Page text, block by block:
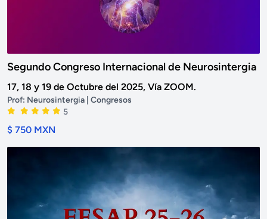
Segundo Congreso Internacional de Neurosintergia
17, 18 y 19 de Octubre del 2025, Vía ZOOM.
Prof: Neurosintergia | Congresos
5
$ 750 MXN